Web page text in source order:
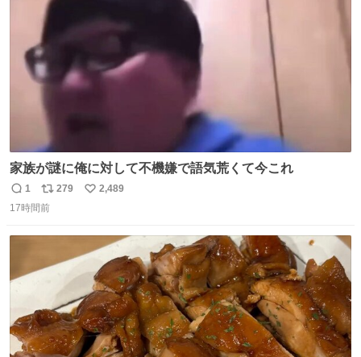
数
家族が謎に俺に対して不機嫌で語気荒くて今これ
返
信
1
リ
ポ
数
279
い
数
2,489
17時間前